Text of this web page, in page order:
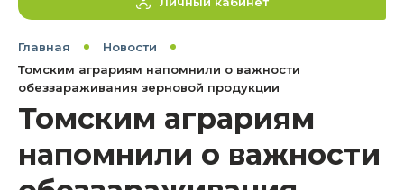
Главная
Новости
Томским аграриям напомнили о важности
обеззараживания зерновой продукции
Томским аграриям
напомнили о важности